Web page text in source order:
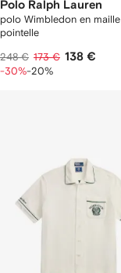
Polo Ralph Lauren
polo Wimbledon en maille
pointelle
248 € 173 € 138 €
-30%-20%